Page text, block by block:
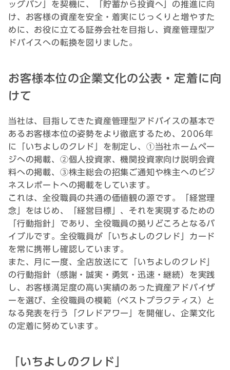
ッグバン」を契機に、「貯蓄から投資へ」の推進に向
け、お客様の資産を安全・着実にじっくりと増やすた
めに、お役に立てる証券会社を目指し、資産管理型ア
ドバイスへの転換を図りました。
お客様本位の企業文化の公表・定着に向
けて
当社は、目指してきた資産管理型アドバイスの基本で
あるお客様本位の姿勢をより徹底するため、2006年
に「いちよしのクレド」を制定し、①当社ホームペー
ジへの掲載、②個人投資家、機関投資家向け説明会資
料への掲載、③株主総会の招集ご通知や株主へのビジ
ネスレポートへの掲載をしています。
これは、全役職員の共通の価値観の源です。「経営理
念」をはじめ、「経営目標」、それを実現するための
「行動指針」であり、全役職員の拠りどころとなるバ
イブルです。全役職員が「いちよしのクレド」カード
を常に携帯し確認しています。
また、月に一度、全店放送にて「いちよしのクレド」
の行動指針（感謝・誠実・勇気・迅速・継続）を実践
し、お客様満足度の高い実績のあった資産アドバイザ
ーを選び、全役職員の模範（ベストプラクティス）と
なる発表を行う「クレドアワー」を開催し、企業文化
の定着に努めています。
「いちよしのクレド」